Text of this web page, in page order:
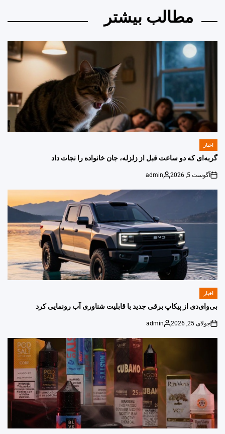
مطالب بیشتر
POSTED
IN
اخبار
گربه‌ای که دو ساعت قبل از زلزله، جان خانواده را نجات داد
on
آگوست 5, 2026
Posted
admin
POSTED
اخبار
بی‌وای‌دی از پیکاپ برقی جدید با قابلیت شناوری آب رونمایی کرد
on
جولای 25, 2026
Posted
admin